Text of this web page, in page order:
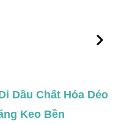
Dầu Chất Hóa Dẻo
Keo Bền